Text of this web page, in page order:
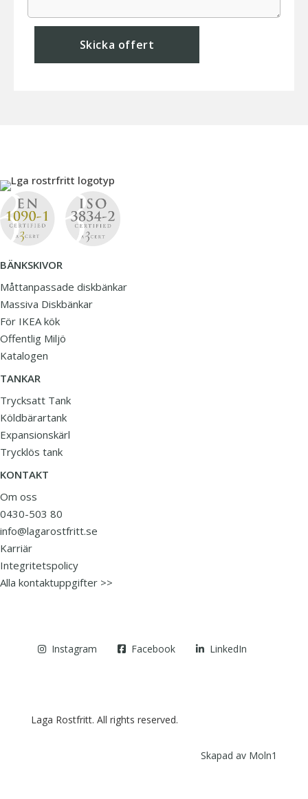
BÄNKSKIVOR
Måttanpassade diskbänkar
Massiva Diskbänkar
För IKEA kök
Offentlig Miljö
Katalogen
TANKAR
Trycksatt Tank
Köldbärartank
Expansionskärl
Trycklös tank
KONTAKT
Om oss
0430-503 80
info@lagarostfritt.se
Karriär
Integritetspolicy
Alla kontaktuppgifter >>
Instagram Facebook LinkedIn
Laga Rostfritt. All rights reserved.
Skapad av Moln1